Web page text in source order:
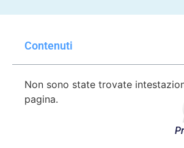
Contenuti
Non sono state trovate
pagina.